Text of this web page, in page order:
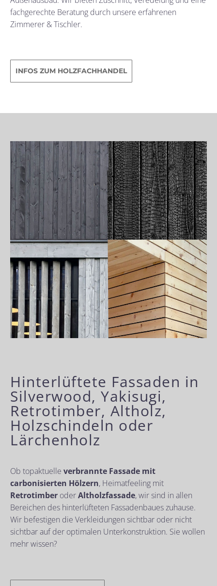
fachgerechte Beratung durch unsere erfahrenen
Zimmerer & Tischler.
INFOS ZUM HOLZFACHHANDEL
Hinterlüftete Fassaden in
Silverwood, Yakisugi,
Retrotimber, Altholz,
Holzschindeln oder
Lärchenholz
Ob topaktuelle verbrannte Fassade mit
carbonisierten Hölzern, Heimatfeeling mit
Retrotimber oderAltholzfassade, wir sind in allen
Bereichen des hinterlüfteten Fassadenbaues zuhause.
Wir befestigen die Verkleidungen sichtbar oder nicht
sichtbar auf der optimalen Unterkonstruktion. Sie wollen
mehr wissen?